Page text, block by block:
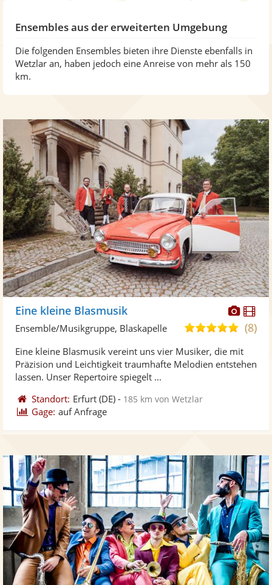
Ensembles aus der erweiterten Umgebung
Die folgenden Ensembles bieten ihre Dienste ebenfalls in
Wetzlar an, haben jedoch eine Anreise von mehr als 150
km.
Fotos
Eine kleine Blasmusik
4,9
5
(8)
Ensemble/Musikgruppe, Blaskapelle
Eine kleine Blasmusik vereint uns vier Musiker, die mit
Präzision und Leichtigkeit traumhafte Melodien entstehen
lassen. Unser Repertoire spiegelt ...
Standort: Erfurt (DE) - 185 km von Wetzlar
Gage: auf Anfrage